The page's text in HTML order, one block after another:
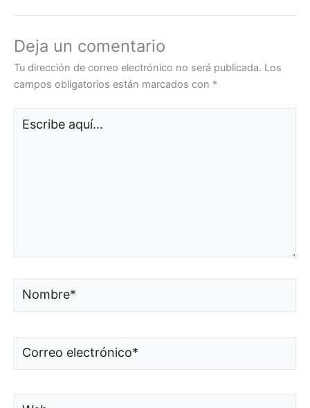
Deja un comentario
Tu dirección de correo electrónico no será publicada. Los
campos obligatorios están marcados con *
aquí...
Correo
electrónico*